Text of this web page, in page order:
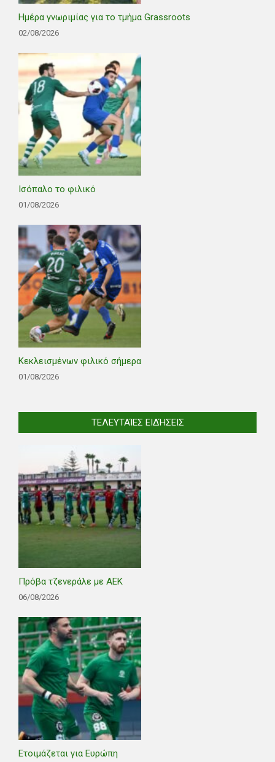
Ημέρα γνωριμίας για το τμήμα Grassroots
02/08/2026
Ισόπαλο το φιλικό
01/08/2026
Κεκλεισμένων φιλικό σήμερα
01/08/2026
ΤΕΛΕΥΤΑΊΕΣ ΕΙΔΉΣΕΙΣ
Πρόβα τζενεράλε με ΑΕΚ
06/08/2026
Ετοιμάζεται για Ευρώπη